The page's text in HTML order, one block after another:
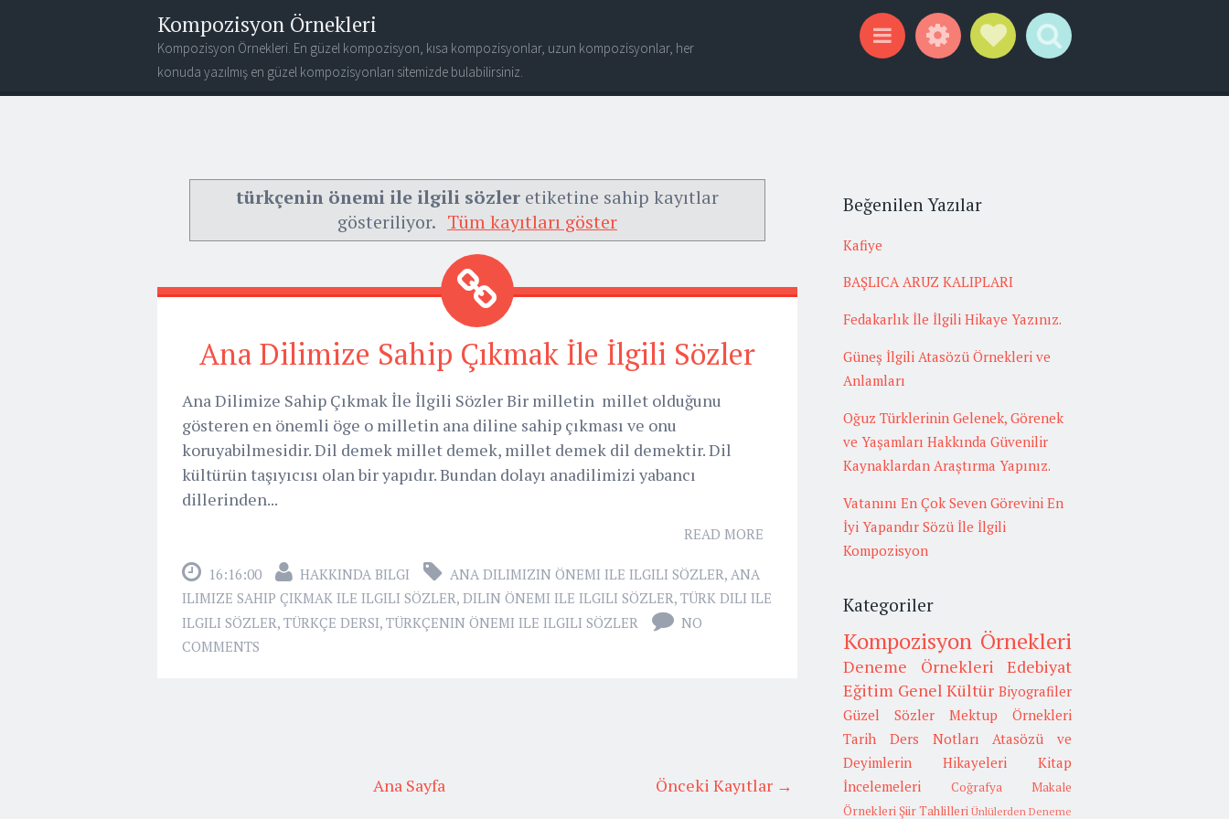
Kompozisyon Örnekleri
Kompozisyon Örnekleri. En güzel kompozisyon, kısa kompozisyonlar, uzun kompozisyonlar, her
konuda yazılmış en güzel kompozisyonları sitemizde bulabilirsiniz.
türkçenin önemi ile ilgili sözler etiketine sahip kayıtlar
gösteriliyor. Tüm kayıtları göster
Ana Dilimize Sahip Çıkmak İle İlgili Sözler
Ana Dilimize Sahip Çıkmak İle İlgili Sözler Bir milletin millet olduğunu
gösteren en önemli öge o milletin ana diline sahip çıkması ve onu
koruyabilmesidir. Dil demek millet demek, millet demek dil demektir. Dil
kültürün taşıyıcısı olan bir yapıdır. Bundan dolayı anadilimizi yabancı
dillerinden...
READ MORE
16:16:00 HAKKINDA BILGI ANA DILIMIZIN ÖNEMI ILE ILGILI SÖZLER, ANA
ILIMIZE SAHIP ÇIKMAK ILE ILGILI SÖZLER, DILIN ÖNEMI ILE ILGILI SÖZLER, TÜRK DILI ILE
ILGILI SÖZLER, TÜRKÇE DERSI, TÜRKÇENIN ÖNEMI ILE ILGILI SÖZLER
NO
COMMENTS
Önceki Kayıtlar →
Ana Sayfa
Beğenilen Yazılar
Kafiye
BAŞLICA ARUZ KALIPLARI
Fedakarlık İle İlgili Hikaye Yazınız.
Güneş İlgili Atasözü Örnekleri ve
Anlamları
Oğuz Türklerinin Gelenek, Görenek
ve Yaşamları Hakkında Güvenilir
Kaynaklardan Araştırma Yapınız.
Vatanını En Çok Seven Görevini En
İyi Yapandır Sözü İle İlgili
Kompozisyon
Kategoriler
Kompozisyon Örnekleri
Deneme Örnekleri
Edebiyat
Eğitim Genel Kültür Biyografiler
Güzel Sözler
Mektup Örnekleri
Tarih
Ders Notları
Atasözü ve
Deyimlerin Hikayeleri
Kitap
İncelemeleri
Coğrafya
Makale
Örnekleri Şiir Tahlilleri Ünlülerden Deneme